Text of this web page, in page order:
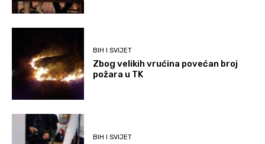
BIH I SVIJET
Zbog velikih vrućina povećan broj
požara u TK
BIH I SVIJET